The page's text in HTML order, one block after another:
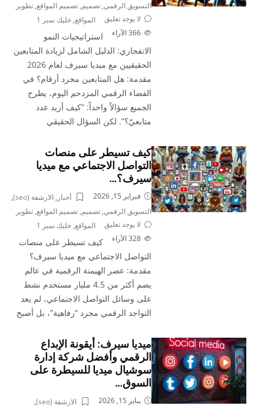
التسويق الرقمي,تصميم,تصميم المواقع,تطوير
المواقع,خليك نمبر 1
لا يوجد تعليق
366
الآراء
استراتيجيات النمو
الانفجاري: الدليل الشامل لزيادة المتابعين
الحقيقيين مع ميديا سيرف لعام 2026
مقدمة: هل المتابعين مجرد أرقام؟ في
الفضاء الرقمي المزدحم اليوم، يطرح
الجميع سؤالاً واحداً: “كيف أزيد عدد
متابعيّ؟”. لكن السؤال الحقيقي
كيف تسيطر على منصات
التواصل الاجتماعي مع ميديا
سيرف؟…
فبراير 15, 2026 أخبار ,الارشفة (seo)
,
التسويق الرقمي,تصميم,تصميم المواقع,تطوير
المواقع,خليك نمبر 1
لا يوجد تعليق
328
الآراء
كيف تسيطر على منصات
التواصل الاجتماعي مع ميديا سيرف؟
مقدمة: عصر الهيمنة الرقمية في عالم
يضم أكثر من 4.5 مليار مستخدم نشط
على وسائل التواصل الاجتماعي، لم يعد
التواجد الرقمي مجرد “رفاهية”، بل أصبح
ميديا سيرف: أيقونة الإبداع
الرقمي وأفضل شركة إدارة
سوشيال ميديا للسيطرة على
السوق…
يناير 15, 2026 الارشفة (seo)
,